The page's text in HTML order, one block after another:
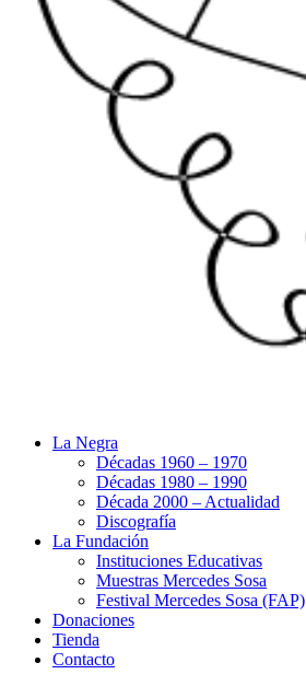
La Negra
Décadas 1960 – 1970
Décadas 1980 – 1990
Década 2000 – Actualidad
Discografía
La Fundación
Instituciones Educativas
Muestras Mercedes Sosa
Festival Mercedes Sosa (FAP)
Donaciones
Tienda
Contacto